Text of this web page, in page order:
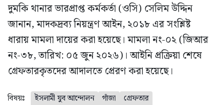
দুমকি থানার ভারপ্রাপ্ত কর্মকর্তা (ওসি) সেলিম উদ্দিন
জানান, মাদকদ্রব্য নিয়ন্ত্রণ আইন, ২০১৮ এর সংশ্লিষ্ট
ধারায় মামলা দায়ের করা হয়েছে। মামলা নং-০২ (জিআর
নং-৩৮, তারিখ: ০৫ জুন ২০২৬)। আইনি প্রক্রিয়া শেষে
গ্রেফতারকৃতদের আদালতে প্রেরণ করা হয়েছে।
বিষয়ঃ ইসলামী যুব আন্দোলন গাঁজা গ্রেফতার